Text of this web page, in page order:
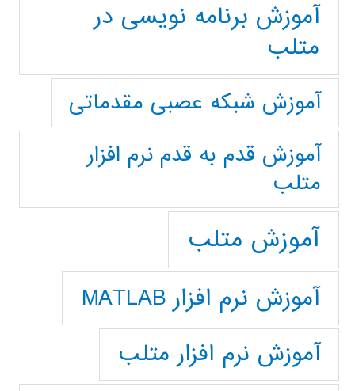
آموزش برنامه نویسی در
متلب
آموزش شبکه عصبی مقدماتی
آموزش قدم به قدم نرم افزار
متلب
آموزش متلب
آموزش نرم افزار MATLAB
آموزش نرم افزار متلب